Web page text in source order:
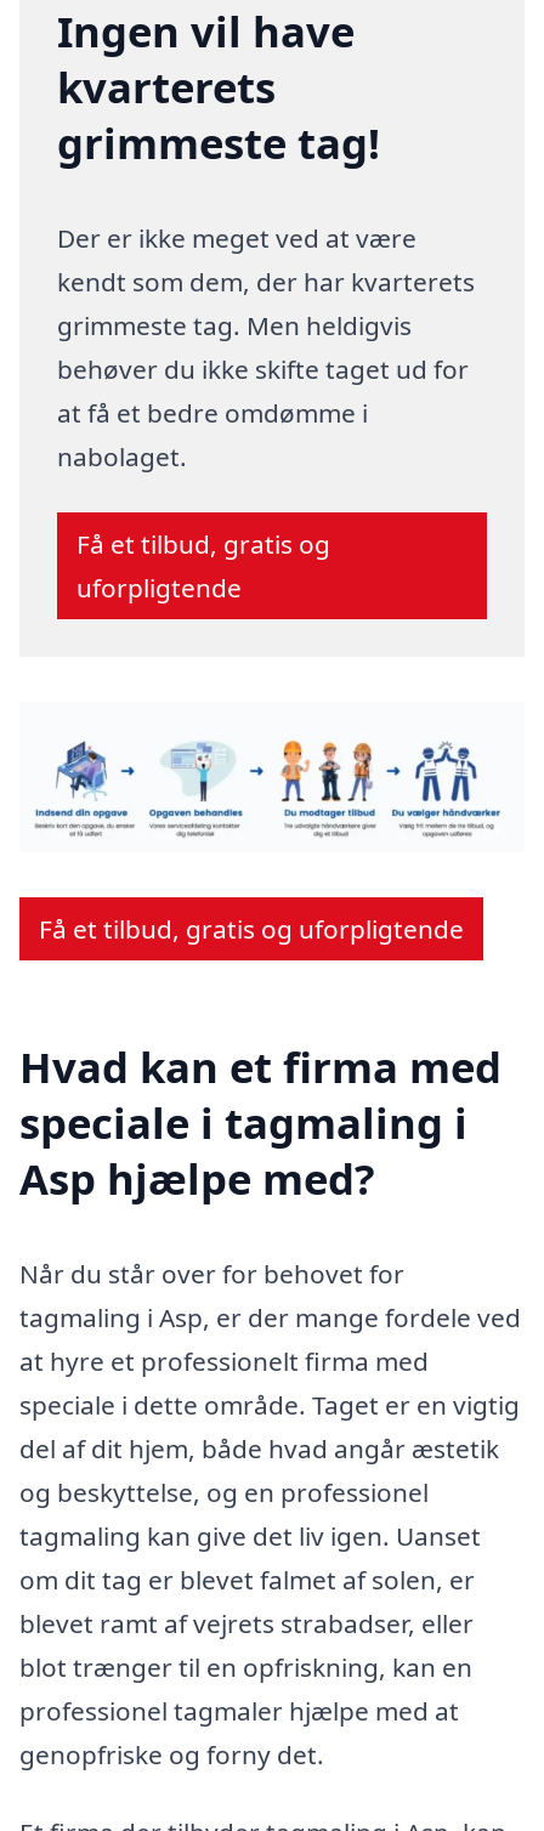
Ingen vil have
kvarterets
grimmeste tag!
Der er ikke meget ved at være
kendt som dem, der har kvarterets
grimmeste tag. Men heldigvis
behøver du ikke skifte taget ud for
at få et bedre omdømme i
nabolaget.
Få et tilbud, gratis og
uforpligtende
Få et tilbud, gratis og uforpligtende
Hvad kan et firma med
speciale i tagmaling i
Asp hjælpe med?
Når du står over for behovet for
tagmaling i Asp, er der mange fordele ved
at hyre et professionelt firma med
speciale i dette område. Taget er en vigtig
del af dit hjem, både hvad angår æstetik
og beskyttelse, og en professionel
tagmaling kan give det liv igen. Uanset
om dit tag er blevet falmet af solen, er
blevet ramt af vejrets strabadser, eller
blot trænger til en opfriskning, kan en
professionel tagmaler hjælpe med at
genopfriske og forny det.